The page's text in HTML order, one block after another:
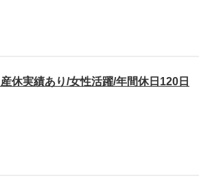
休実績あり/女性活躍/年間休日120日